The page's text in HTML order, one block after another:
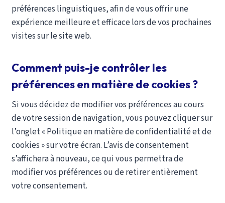
préférences linguistiques, afin de vous offrir une
expérience meilleure et efficace lors de vos prochaines
visites sur le site web.
Comment puis-je contrôler les
préférences en matière de cookies ?
Si vous décidez de modifier vos préférences au cours
de votre session de navigation, vous pouvez cliquer sur
l’onglet « Politique en matière de confidentialité et de
cookies » sur votre écran. L’avis de consentement
s’affichera à nouveau, ce qui vous permettra de
modifier vos préférences ou de retirer entièrement
votre consentement.